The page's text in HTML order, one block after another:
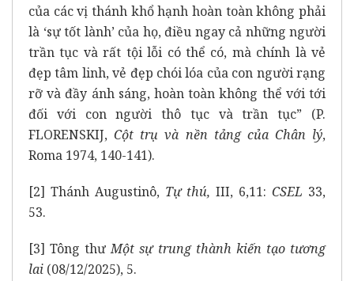
của các vị thánh khổ hạnh hoàn toàn không phải
là ‘sự tốt lành’ của họ, điều ngay cả những người
trần tục và rất tội lỗi có thể có, mà chính là vẻ
đẹp tâm linh, vẻ đẹp chói lóa của con người rạng
rỡ và đầy ánh sáng, hoàn toàn không thể với tới
đối với con người thô tục và trần tục” (P.
FLORENSKIJ,Cột trụ và nền tảng của Chân lý,
Roma 1974, 140-141).
[2] Thánh Augustinô, Tự thú, III, 6,11: CSEL 33,
53.
[3] Tông thưMột sự trung thành kiến tạo tương
lai (08/12/2025), 5.